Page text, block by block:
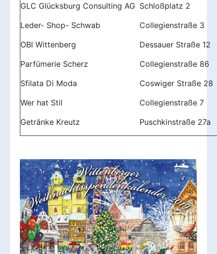
GLC Glücksburg Consulting AG Schloßplatz 2
Leder- Shop- Schwab
Collegienstraße 3
OBI Wittenberg
Dessauer Straße 12
Parfümerie Scherz
Collegienstraße 86
Sfilata Di Moda
Coswiger Straße 28
Wer hat Stil
Collegienstraße 7
Getränke Kreutz
Puschkinstraße 27a